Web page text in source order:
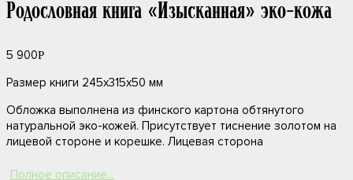
Родословная книга «Изысканная» эко-кожа
5 900Р
Размер книги 245х315х50 мм
Обложка выполнена из финского картона обтянутого
натуральной эко-кожей. Присутствует тиснение золотом на
лицевой стороне и корешке. Лицевая сторона
книги украшена изображением родословного древа.
Полное описание...